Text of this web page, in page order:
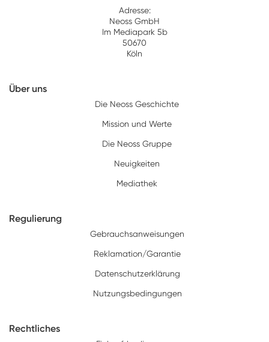
Adresse:
Neoss GmbH
Im Mediapark 5b
50670
Köln
Über uns
Die Neoss Geschichte
Mission und Werte
Die Neoss Gruppe
Neuigkeiten
Mediathek
Regulierung
Gebrauchsanweisungen
Reklamation/Garantie
Datenschutzerklärung
Nutzungsbedingungen
Rechtliches